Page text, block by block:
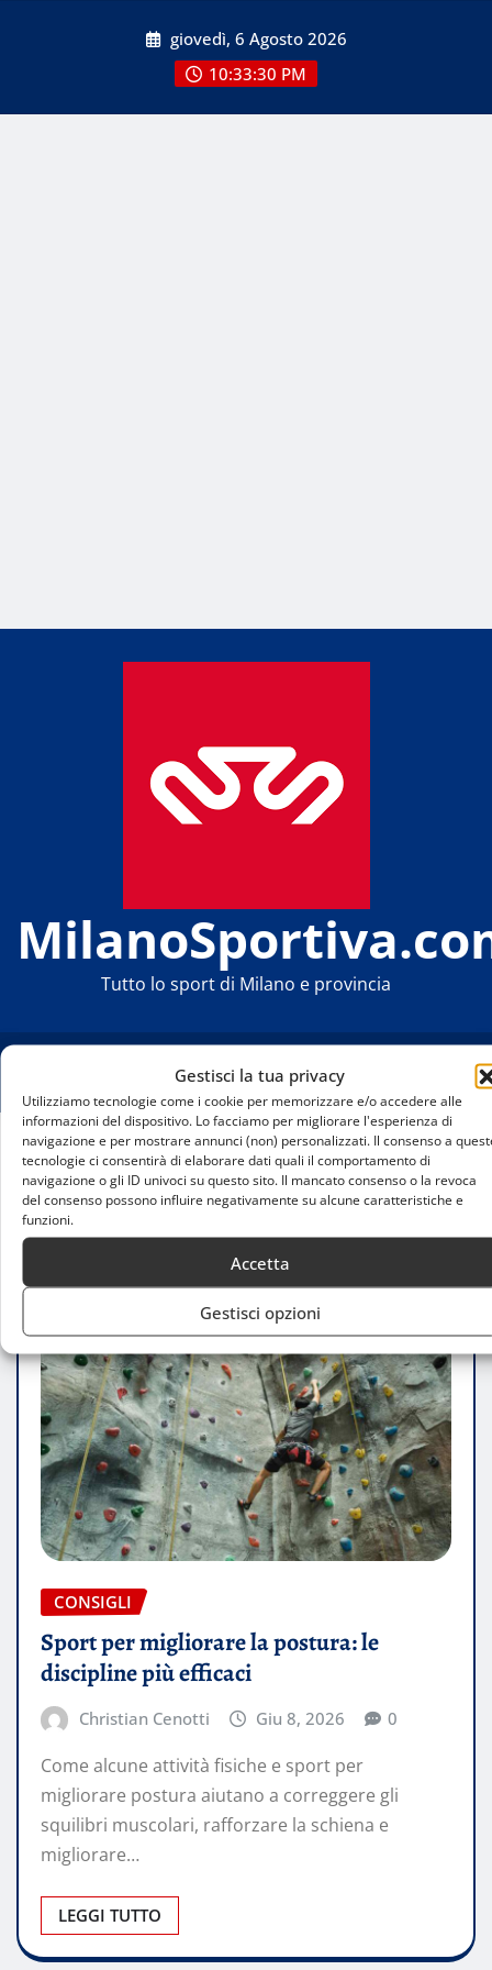
Gestisci la tua privacy
Utilizziamo tecnologie come i cookie per memorizzare e/o accedere alle
informazioni del dispositivo. Lo facciamo per migliorare l'esperienza di
navigazione e per mostrare annunci (non) personalizzati. Il consenso a
tecnologie ci consentirà di elaborare dati quali il comportamento di
navigazione o gli ID univoci su questo sito. Il mancato consenso o la revoca
del consenso possono influire negativamente su alcune caratteristiche e
funzioni.
Accetta
Gestisci opzioni
giovedì, 6 Agosto 2026
10:33:30 PM
Tutto lo sport di Milano e provincia
Home
Sport per migliorare la postura: le discipline più
efficaci
CONSIGLI
Sport per migliorare la postura: le
discipline più efficaci
Christian Cenotti Giu 8, 2026 0
Come alcune attività fisiche e sport per
migliorare postura aiutano a correggere gli
squilibri muscolari, rafforzare la schiena e
migliorare…
LEGGI TUTTO